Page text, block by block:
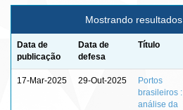
Mostrando
Data de
publicação
Data de
defesa
Título
17-Mar-2025 29-Out-2025
Portos
brasileiros :
análise da